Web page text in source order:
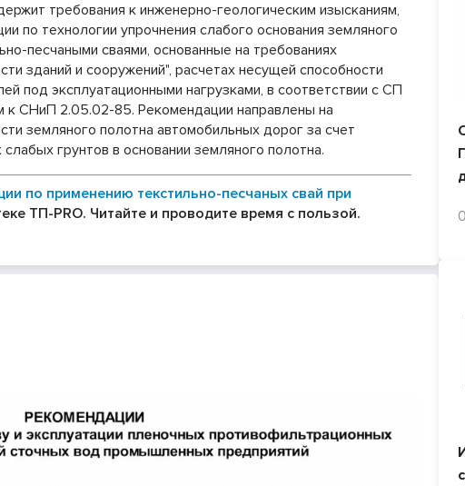
требования к инженерно-геологическим изысканиям,
по технологии упрочнения слабого основания земляного
песчаными сваями, основанные на требованиях
зданий и сооружений", расчетах несущей способности
под эксплуатационными нагрузками, в соответствии с СП
СНиП 2.05.02-85. Рекомендации направлены на
земляного полотна автомобильных дорог за счет
грунтов в основании земляного полотна.
по применению текстильно-песчаных свай при
ТП-PRO. Читайте и проводите время с пользой.